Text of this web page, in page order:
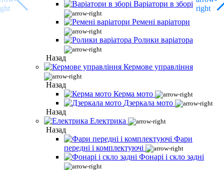
Варіатори в зборі
Ремені варіатори
Ролики варіатора
Назад
Кермове управління
Назад
Керма мото
Дзеркала мото
Назад
Електрика
Назад
Фари
передні і комплектуючі
Фонарі і скло задні